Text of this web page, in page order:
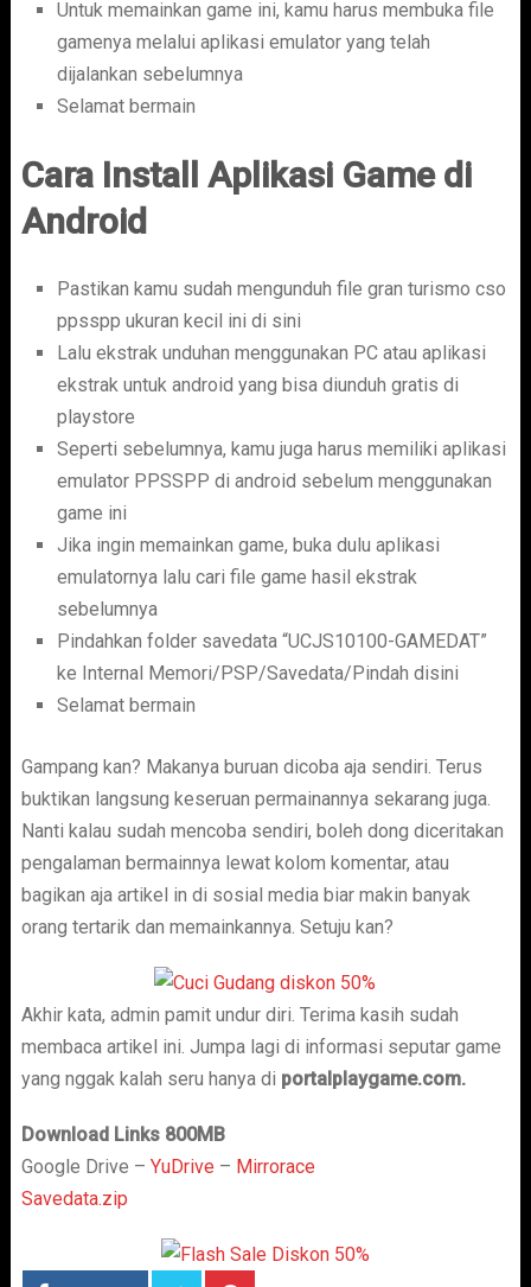
Untuk memainkan game ini, kamu harus membuka file
gamenya melalui aplikasi emulator yang telah
dijalankan sebelumnya
Selamat bermain
Cara Install Aplikasi Game di
Android
Pastikan kamu sudah mengunduh file gran turismo cso
ppsspp ukuran kecil ini di sini
Lalu ekstrak unduhan menggunakan PC atau aplikasi
ekstrak untuk android yang bisa diunduh gratis di
playstore
Seperti sebelumnya, kamu juga harus memiliki aplikasi
emulator PPSSPP di android sebelum menggunakan
game ini
Jika ingin memainkan game, buka dulu aplikasi
emulatornya lalu cari file game hasil ekstrak
sebelumnya
Pindahkan folder savedata “UCJS10100-GAMEDAT”
ke Internal Memori/PSP/Savedata/Pindah disini
Selamat bermain
Gampang kan? Makanya buruan dicoba aja sendiri. Terus
buktikan langsung keseruan permainannya sekarang juga.
Nanti kalau sudah mencoba sendiri, boleh dong diceritakan
pengalaman bermainnya lewat kolom komentar, atau
bagikan aja artikel in di sosial media biar makin banyak
orang tertarik dan memainkannya. Setuju kan?
Akhir kata, admin pamit undur diri. Terima kasih sudah
membaca artikel ini. Jumpa lagi di informasi seputar game
yang nggak kalah seru hanya di portalplaygame.com.
Download Links 800MB
Google Drive – YuDrive – Mirrorace
Savedata.zip